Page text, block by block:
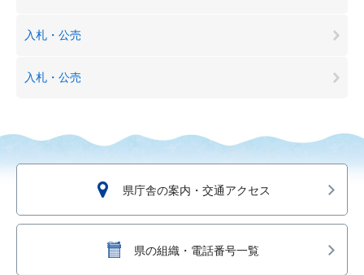
入札・公売
入札・公売
県庁舎の案内・交通アクセス
県の組織・電話番号一覧